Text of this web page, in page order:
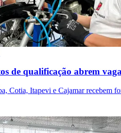
de qualificação abrem
Cotia, Itapevi e Cajamar recebem